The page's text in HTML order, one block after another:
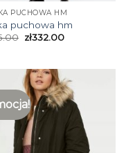
PUCHOWA HM
puchowa hm
zł332.00